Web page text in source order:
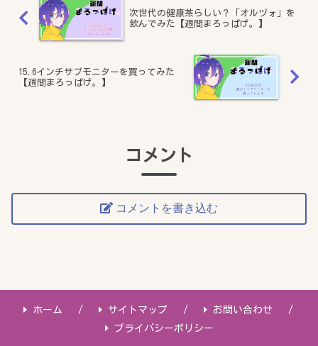
次世代の健康茶らしい？「オルヅォ」を
飲んでみた【週間まろっぱげ。】
15.6インチサブモニターを買ってみた
【週間まろっぱげ。】
コメント
コメントを書き込む
ホーム サイトマップ
お問い合わせ
プライバシーポリシー